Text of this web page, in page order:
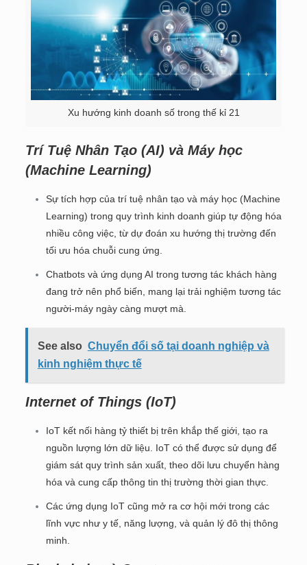
Xu hướng kinh doanh số trong thế kỉ 21
Trí Tuệ Nhân Tạo (AI) và Máy học
(Machine Learning)
Sự tích hợp của trí tuệ nhân tạo và máy học (Machine
Learning) trong quy trình kinh doanh giúp tự động hóa
nhiều công việc, từ dự đoán xu hướng thị trường đến
tối ưu hóa chuỗi cung ứng.
Chatbots và ứng dụng AI trong tương tác khách hàng
đang trở nên phổ biến, mang lại trải nghiệm tương tác
người-máy ngày càng mượt mà.
See also Chuyển đổi số tại doanh nghiệp và
kinh nghiệm thực tế
Internet of Things (IoT)
IoT kết nối hàng tỷ thiết bị trên khắp thế giới, tạo ra
nguồn lượng lớn dữ liệu. IoT có thể được sử dụng để
giám sát quy trình sản xuất, theo dõi lưu chuyển hàng
hóa và cung cấp thông tin thị trường thời gian thực.
Các ứng dụng IoT cũng mở ra cơ hội mới trong các
lĩnh vực như y tế, năng lượng, và quản lý đô thị thông
minh.